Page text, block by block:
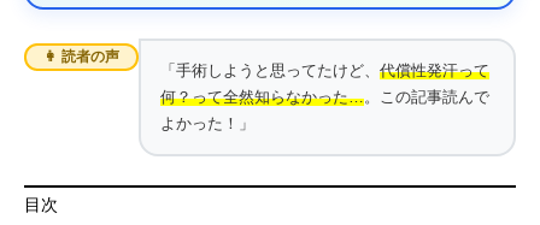
👩 読者の声
「手術しようと思ってたけど、 代償性発汗って
何？って全然知らなかった…。この記事読んで
よかった！」
目次